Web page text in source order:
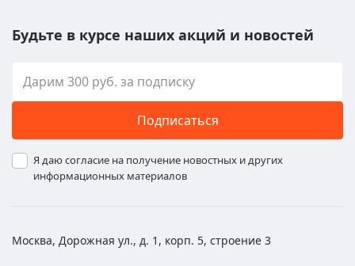
Будьте в курсе наших акций и новостей
Подписаться
Я даю согласие на получение новостных и других
информационных материалов
Москва, Дорожная ул., д. 1, корп. 5, строение 3